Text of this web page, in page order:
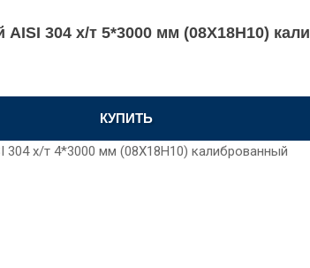
304 х/т 5*3000 мм (08Х18Н10)
КУПИТЬ